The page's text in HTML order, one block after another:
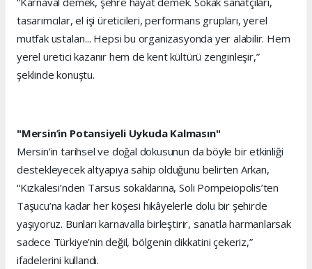
tasarımcılar, el işi üreticileri, performans grupları, yerel
mutfak ustaları... Hepsi bu organizasyonda yer alabilir. Hem
yerel üretici kazanır hem de kent kültürü zenginleşir,”
şeklinde konuştu.
"Mersin’in Potansiyeli Uykuda Kalmasın"
Mersin’in tarihsel ve doğal dokusunun da böyle bir etkinliği
destekleyecek altyapıya sahip olduğunu belirten Arkan,
“Kızkalesi’nden Tarsus sokaklarına, Soli Pompeiopolis’ten
Taşucu’na kadar her köşesi hikâyelerle dolu bir şehirde
yaşıyoruz. Bunları karnavalla birleştirir, sanatla harmanlarsak
sadece Türkiye’nin değil, bölgenin dikkatini çekeriz,”
ifadelerini kullandı.